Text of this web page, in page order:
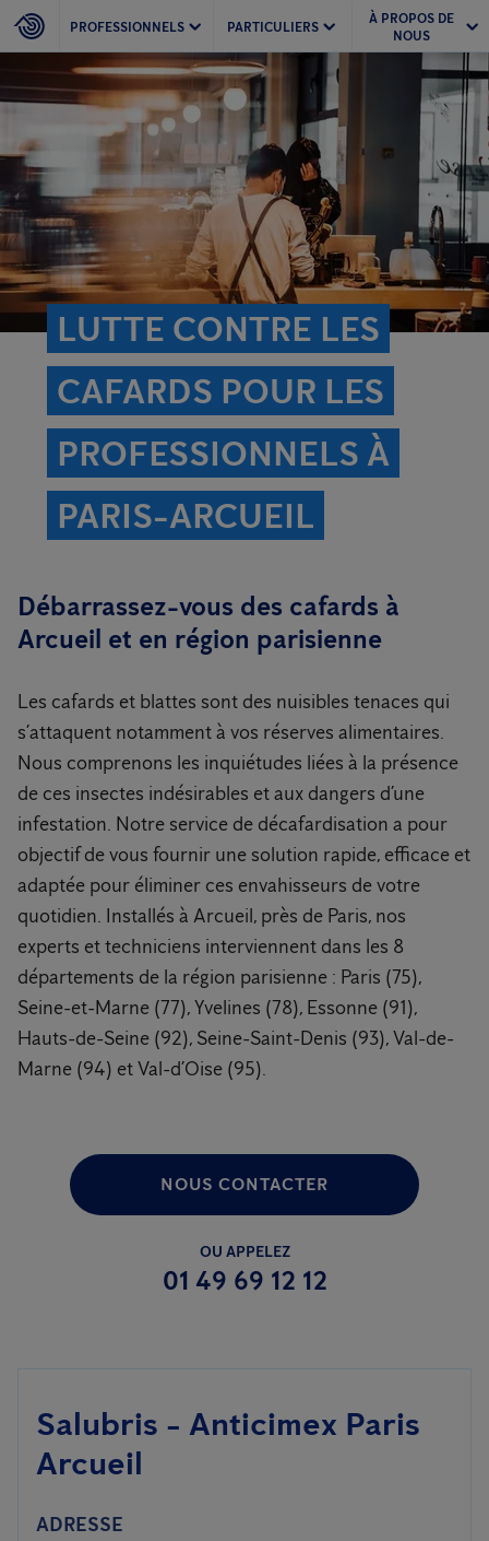
PROFESSIONNELS PARTICULIERS
À PROPOS DE
NOUS
LUTTE CONTRE LES
CAFARDS POUR LES
PROFESSIONNELS À
PARIS-ARCUEIL
Débarrassez-vous des cafards à
Arcueil et en région parisienne
Les cafards et blattes sont des nuisibles tenaces qui
s’attaquent notamment à vos réserves alimentaires.
Nous comprenons les inquiétudes liées à la présence
de ces insectes indésirables et aux dangers d’une
infestation. Notre service de décafardisation a pour
objectif de vous fournir une solution rapide, efficace et
adaptée pour éliminer ces envahisseurs de votre
quotidien. Installés à Arcueil, près de Paris, nos
experts et techniciens interviennent dans les 8
départements de la région parisienne : Paris (75),
Seine-et-Marne (77), Yvelines (78), Essonne (91),
Hauts-de-Seine (92), Seine-Saint-Denis (93), Val-de-
Marne (94) et Val-d’Oise (95).
NOUS CONTACTER
OU APPELEZ
01 49 69 12 12
Salubris - Anticimex Paris
Arcueil
ADRESSE